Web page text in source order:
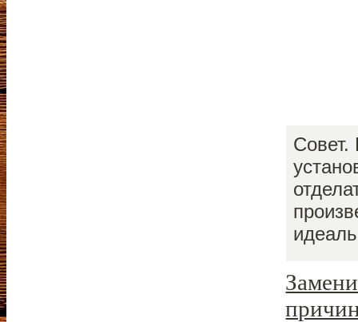
Совет.